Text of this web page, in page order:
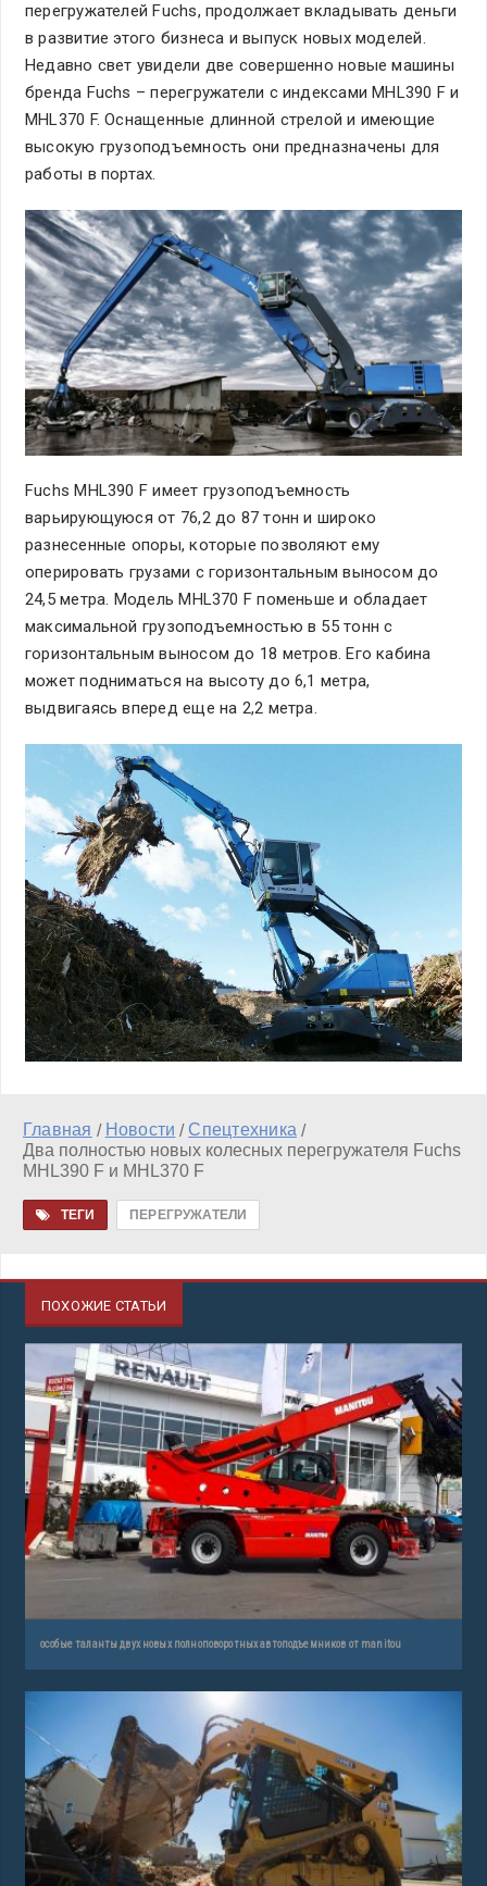
перегружателей Fuchs, продолжает вкладывать деньги
в развитие этого бизнеса и выпуск новых моделей.
Недавно свет увидели две совершенно новые машины
бренда Fuchs – перегружатели с индексами MHL390 F и
MHL370 F. Оснащенные длинной стрелой и имеющие
высокую грузоподъемность они предназначены для
работы в портах.
Fuchs MHL390 F имеет грузоподъемность
варьирующуюся от 76,2 до 87 тонн и широко
разнесенные опоры, которые позволяют ему
оперировать грузами с горизонтальным выносом до
24,5 метра. Модель MHL370 F поменьше и обладает
максимальной грузоподъемностью в 55 тонн с
горизонтальным выносом до 18 метров. Его кабина
может подниматься на высоту до 6,1 метра,
выдвигаясь вперед еще на 2,2 метра.
Главная / Новости / Спецтехника /
Два полностью новых колесных перегружателя Fuchs
MHL390 F и MHL370 F
ТЕГИ ПЕРЕГРУЖАТЕЛИ
ПОХОЖИЕ СТАТЬИ
особые таланты двух новых полноповоротных автоподъемников от manitou